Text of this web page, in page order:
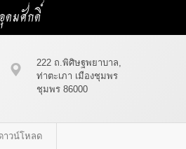
ดมศักดิ์
222 ถ.พิศิษฐพยาบาล,
ท่าตะเภา เมืองชุมพร
ชุมพร 86000
าวน์โหลด